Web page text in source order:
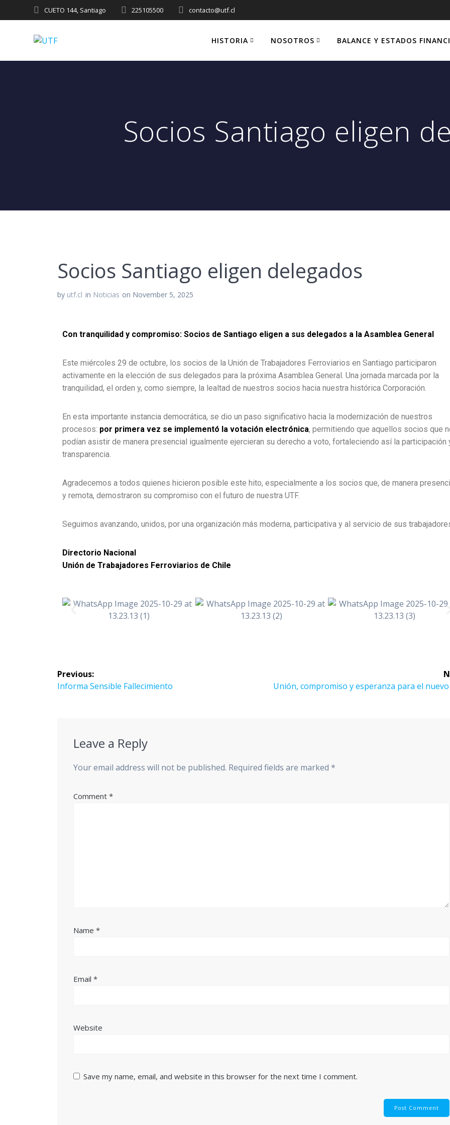
CUETO 144, Santiago 225105500 contacto@utf.cl
HISTORIA NOSOTROS BALANCE Y ESTADOS
Socios Santiago eligen
Socios Santiago eligen delegados
by utf.cl in Noticias on November 5, 2025
Con tranquilidad y compromiso: Socios de Santiago eligen a sus delegados a la Asamblea General
Este miércoles 29 de octubre, los socios de la Unión de Trabajadores Ferroviarios en Santiago participaron
activamente en la elección de sus delegados para la próxima Asamblea General. Una jornada marcada por la
tranquilidad, el orden y, como siempre, la lealtad de nuestros socios hacia nuestra histórica Corporación.
En esta importante instancia democrática, se dio un paso significativo hacia la modernización de nuestros
procesos: por primera vez se implementó la votación electrónica, permitiendo que aquellos socios que
podían asistir de manera presencial igualmente ejercieran su derecho a voto, fortaleciendo así la participación
transparencia.
Agradecemos a todos quienes hicieron posible este hito, especialmente a los socios que, de manera
y remota, demostraron su compromiso con el futuro de nuestra UTF.
Seguimos avanzando, unidos, por una organización más moderna, participativa y al servicio de sus
Directorio Nacional
Unión de Trabajadores Ferroviarios de Chile
Previous:
Informa Sensible Fallecimiento
Unión, compromiso y esperanza para el
Leave a Reply
Your email address will not be published. Required fields are marked*
Comment*
Name*
Email*
Website
Save my name, email, and website in this browser for the next time I comment.